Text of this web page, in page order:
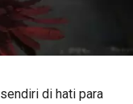
di hati para